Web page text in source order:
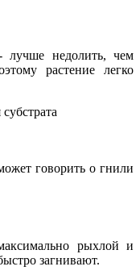
лучше недолить, чем
растение легко
говорить о гнили
рыхлой и
загнивают.